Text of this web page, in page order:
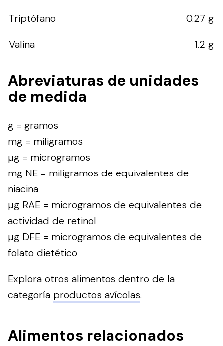
Triptófano
0.27 g
Valina
1.2 g
Abreviaturas de unidades
de medida
g = gramos
mg = miligramos
µg = microgramos
mg NE = miligramos de equivalentes de
niacina
µg RAE = microgramos de equivalentes de
actividad de retinol
µg DFE = microgramos de equivalentes de
folato dietético
Explora otros alimentos dentro de la
categoría productos avícolas.
Alimentos relacionados